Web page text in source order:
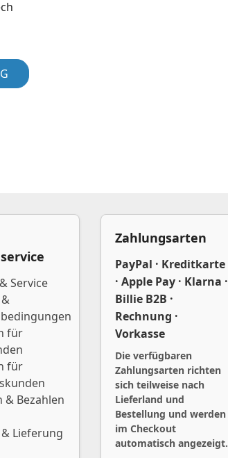
Service
für
für
& Bezahlen
Lieferung
Zahlungsarten
PayPal · Kreditkarte
· Apple Pay · Klarna ·
Billie B2B ·
Rechnung ·
Vorkasse
Die verfügbaren
Zahlungsarten richten
sich teilweise nach
Lieferland und
Bestellung und werden
im Checkout
automatisch angezeigt.